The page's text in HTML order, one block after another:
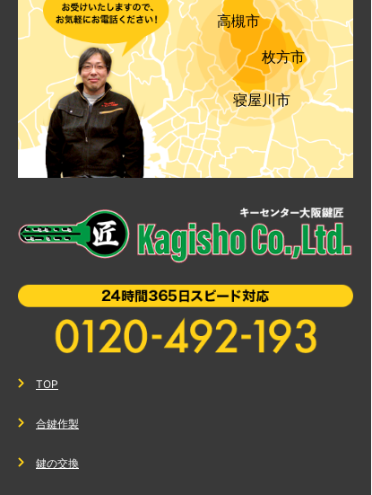
高槻市
枚方市
寝屋川市
TOP
合鍵作製
鍵の交換